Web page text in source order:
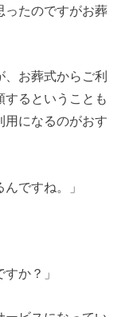
ったのですがお葬
、お葬式からご利
するということも
用になるのがおす
ですね。」
か？」